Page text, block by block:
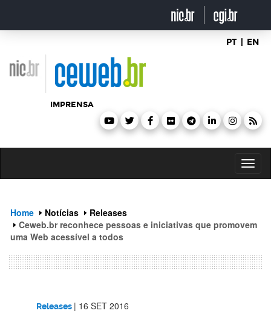
o
PT | EN
IMPRENSA
Home Notícias
Releases
Ceweb.br reconhece pessoas e iniciativas que promovem
uma Web acessível a todos
Releases | 16 SET 2016